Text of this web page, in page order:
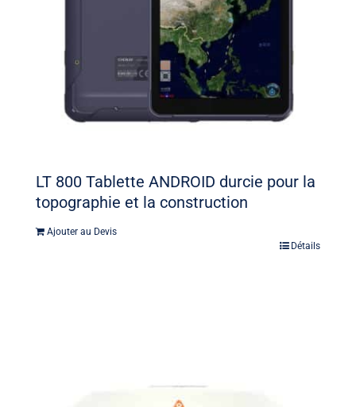
LT 800 Tablette ANDROID durcie pour la
topographie et la construction
Ajouter au Devis
Détails